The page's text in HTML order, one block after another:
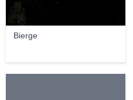
Bierge